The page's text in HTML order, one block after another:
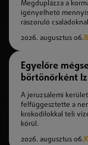
Megduplázza a
igényelhető
rászoruló
2026. augusztus 06.
Egyelőre
börtönőrként
A jeruzsálemi
felfüggesztette a
krokodilokkal teli
körül.
2026. augusztus 06.